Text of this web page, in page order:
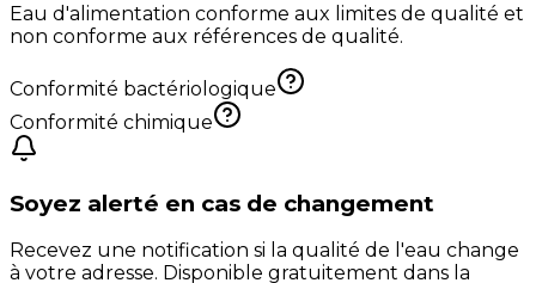
Eau d'alimentation conforme aux limites de qualité et
non conforme aux références de qualité.
Conformité bactériologique
Conformité chimique
Soyez alerté en cas de changement
Recevez une notification si la qualité de l'eau change
à votre adresse. Disponible gratuitement dans la